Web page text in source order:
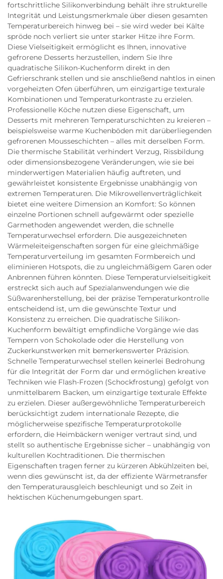
fortschrittliche Silikonverbindung behält ihre strukturelle
Integrität und Leistungsmerkmale über diesen gesamten
Temperaturbereich hinweg bei – sie wird weder bei Kälte
spröde noch verliert sie unter starker Hitze ihre Form.
Diese Vielseitigkeit ermöglicht es Ihnen, innovative
gefrorene Desserts herzustellen, indem Sie Ihre
quadratische Silikon-Kuchenform direkt in den
Gefrierschrank stellen und sie anschließend nahtlos in einen
vorgeheizten Ofen überführen, um einzigartige texturale
Kombinationen und Temperaturkontraste zu erzielen.
Professionelle Köche nutzen diese Eigenschaft, um
Desserts mit mehreren Temperaturschichten zu kreieren –
beispielsweise warme Kuchenböden mit darüberliegenden
gefrorenen Mousseschichten – alles mit derselben Form.
Die thermische Stabilität verhindert Verzug, Rissbildung
oder dimensionsbezogene Veränderungen, wie sie bei
minderwertigen Materialien häufig auftreten, und
gewährleistet konsistente Ergebnisse unabhängig von
extremen Temperaturen. Die Mikrowellenverträglichkeit
bietet eine weitere Dimension an Komfort: So können
einzelne Portionen schnell aufgewärmt oder spezielle
Garmethoden angewendet werden, die schnelle
Temperaturwechsel erfordern. Die ausgezeichneten
Wärmeleiteigenschaften sorgen für eine gleichmäßige
Temperaturverteilung im gesamten Formbereich und
eliminieren Hotspots, die zu ungleichmäßigem Garen oder
Anbrennen führen könnten. Diese Temperaturvielseitigkeit
erstreckt sich auch auf Spezialanwendungen wie die
Süßwarenherstellung, bei der präzise Temperaturkontrolle
entscheidend ist, um die gewünschte Textur und
Konsistenz zu erreichen. Die quadratische Silikon-
Kuchenform bewältigt empfindliche Vorgänge wie das
Tempern von Schokolade oder die Herstellung von
Zuckerkunstwerken mit bemerkenswerter Präzision.
Schnelle Temperaturwechsel stellen keinerlei Bedrohung
für die Integrität der Form dar und ermöglichen kreative
Techniken wie Flash-Frozen (Schockfrostung) gefolgt von
unmittelbarem Backen, um einzigartige texturale Effekte
zu erzielen. Dieser außergewöhnliche Temperaturbereich
berücksichtigt zudem internationale Rezepte, die
möglicherweise spezifische Temperaturprotokolle
erfordern, die Heimbäckern weniger vertraut sind, und
stellt so authentische Ergebnisse sicher – unabhängig von
kulturellen Kochtraditionen. Die thermischen
Eigenschaften tragen ferner zu kürzeren Abkühlzeiten bei,
wenn dies gewünscht ist, da der effiziente Wärmetransfer
den Temperaturausgleich beschleunigt und so Zeit in
hektischen Küchenumgebungen spart.